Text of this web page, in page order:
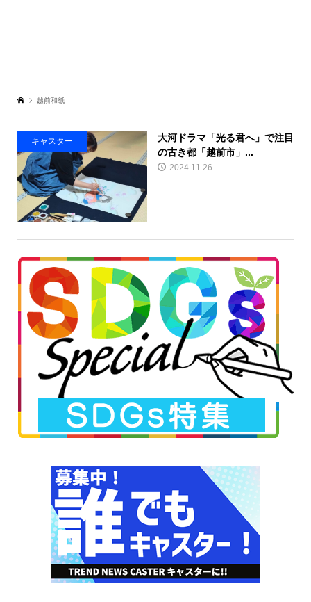
越前和紙
キャスター
大河ドラマ「光る君へ」で注目
の古き都「越前市」...
2024.11.26